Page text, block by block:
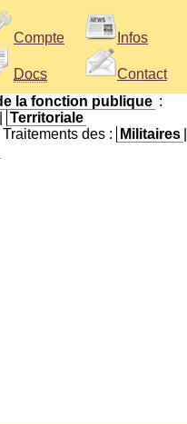
Compte
Docs
Infos
Contact
la fonction publique :
Territoriale
des :
Militaires